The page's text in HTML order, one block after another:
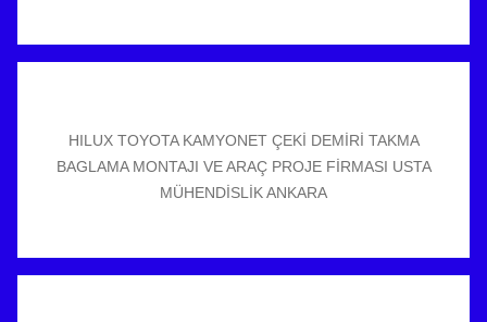
HILUX TOYOTA KAMYONET ÇEKİ DEMİRİ TAKMA
BAGLAMA MONTAJI VE ARAÇ PROJE FİRMASI USTA
MÜHENDİSLİK ANKARA